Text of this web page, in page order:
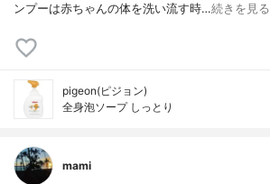
ンプーは赤ちゃんの体を洗い流す時…続きを見る
pigeon(ピジョン)
全身泡ソープ しっとり
mami